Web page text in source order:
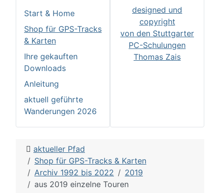
Start & Home
Shop für GPS-Tracks
& Karten
Ihre gekauften
Downloads
Anleitung
aktuell geführte
Wanderungen 2026
designed und
copyright
von den Stuttgarter
PC-Schulungen
Thomas Zais
aktueller Pfad
Shop für GPS-Tracks & Karten
Archiv 1992 bis 2022
2019
aus 2019 einzelne Touren